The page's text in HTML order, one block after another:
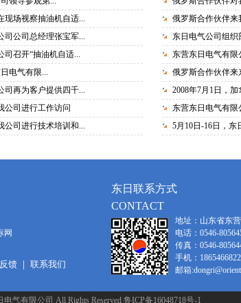
现场视察抽油机自适...
司公司总经理张宝军...
司召开“抽油机自适...
电气有限...
司再为客户提供四千...
公司进行工作访问
公司进行技术培训和...
俄罗斯合作伙伴来
东日电气公司组织
东营东日电气有限
俄罗斯合作伙伴来
2008年7月1日，
东营东日电气有限
5月10日-16日，东
网
馈 ｜ 联系我们
东日联系方式
CONTACT
地址：山东省东
电话：0546-
传真：0546-
手机：
邮箱
气有限公司 All Rights Reserved 鲁ICP备16048718号-1